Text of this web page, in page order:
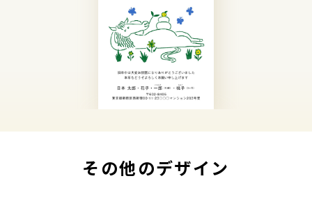
その他のデザイン